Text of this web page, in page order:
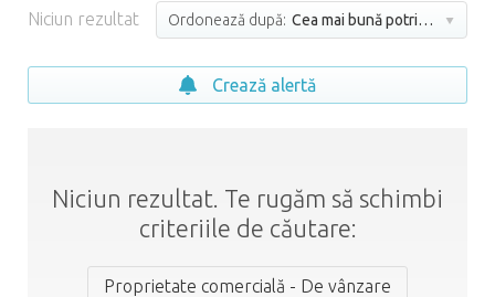
Niciun rezultat Ordonează după: Cea mai bună potrivire
Crează alertă
Niciun rezultat. Te rugăm să schimbi
criteriile de căutare:
Proprietate comercială - De vânzare